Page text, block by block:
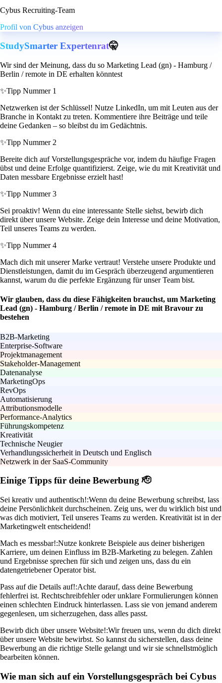
Cybus Recruiting-Team
Profil von Cybus anzeigen
StudySmarter Expertenrat🤫
Wir sind der Meinung, dass du so Marketing Lead (gn) - Hamburg /
Berlin / remote in DE erhalten könntest
✨Tipp Nummer 1
Netzwerken ist der Schlüssel! Nutze LinkedIn, um mit Leuten aus der
Branche in Kontakt zu treten. Kommentiere ihre Beiträge und teile
deine Gedanken – so bleibst du im Gedächtnis.
✨Tipp Nummer 2
Bereite dich auf Vorstellungsgespräche vor, indem du häufige Fragen
übst und deine Erfolge quantifizierst. Zeige, wie du mit Kreativität und
Daten messbare Ergebnisse erzielt hast!
✨Tipp Nummer 3
Sei proaktiv! Wenn du eine interessante Stelle siehst, bewirb dich
direkt über unsere Website. Zeige dein Interesse und deine Motivation,
Teil unseres Teams zu werden.
✨Tipp Nummer 4
Mach dich mit unserer Marke vertraut! Verstehe unsere Produkte und
Dienstleistungen, damit du im Gespräch überzeugend argumentieren
kannst, warum du die perfekte Ergänzung für unser Team bist.
Wir glauben, dass du diese Fähigkeiten brauchst, um Marketing
Lead (gn) - Hamburg / Berlin / remote in DE mit Bravour zu
bestehen
B2B-Marketing
Enterprise-Software
Projektmanagement
Stakeholder-Management
Datenanalyse
MarketingOps
RevOps
Automatisierung
Attributionsmodelle
Performance-Analytics
Führungskompetenz
Kreativität
Technische Neugier
Verhandlungssicherheit in Deutsch und Englisch
Netzwerk in der SaaS-Community
Einige Tipps für deine Bewerbung 🫡
Sei kreativ und authentisch!:Wenn du deine Bewerbung schreibst, lass
deine Persönlichkeit durchscheinen. Zeig uns, wer du wirklich bist und
was dich motiviert, Teil unseres Teams zu werden. Kreativität ist in der
Marketingwelt entscheidend!
Mach es messbar!:Nutze konkrete Beispiele aus deiner bisherigen
Karriere, um deinen Einfluss im B2B-Marketing zu belegen. Zahlen
und Ergebnisse sprechen für sich und zeigen uns, dass du ein
datengetriebener Operator bist.
Pass auf die Details auf!:Achte darauf, dass deine Bewerbung
fehlerfrei ist. Rechtschreibfehler oder unklare Formulierungen können
einen schlechten Eindruck hinterlassen. Lass sie von jemand anderem
gegenlesen, um sicherzugehen, dass alles passt.
Bewirb dich über unsere Website!:Wir freuen uns, wenn du dich direkt
über unsere Website bewirbst. So kannst du sicherstellen, dass deine
Bewerbung an die richtige Stelle gelangt und wir sie schnellstmöglich
bearbeiten können.
Wie man sich auf ein Vorstellungsgespräch bei Cybus